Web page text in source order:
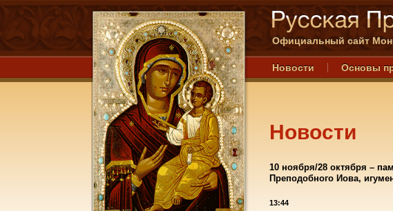
Официальный сайт
Новости Основы
Новости
10 ноября/28 октября –
Преподобного Иова,
13:44